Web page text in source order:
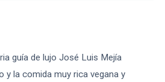
guía de lujo José Luis Mejía
y la comida muy rica vegana y